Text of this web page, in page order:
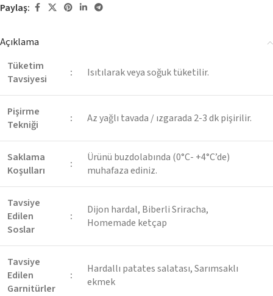
Paylaş:
Açıklama
Tüketim
Tavsiyesi
: Isıtılarak veya soğuk tüketilir.
Pişirme
Tekniği
: Az yağlı tavada / ızgarada 2-3 dk pişirilir.
Saklama
Koşulları
:
Ürünü buzdolabında (0°C- +4°C’de)
muhafaza ediniz.
Tavsiye
Edilen
Soslar
:
Dijon hardal, Biberli Sriracha,
Homemade ketçap
Tavsiye
Edilen
Garnitürler
:
Hardallı patates salatası, Sarımsaklı
ekmek